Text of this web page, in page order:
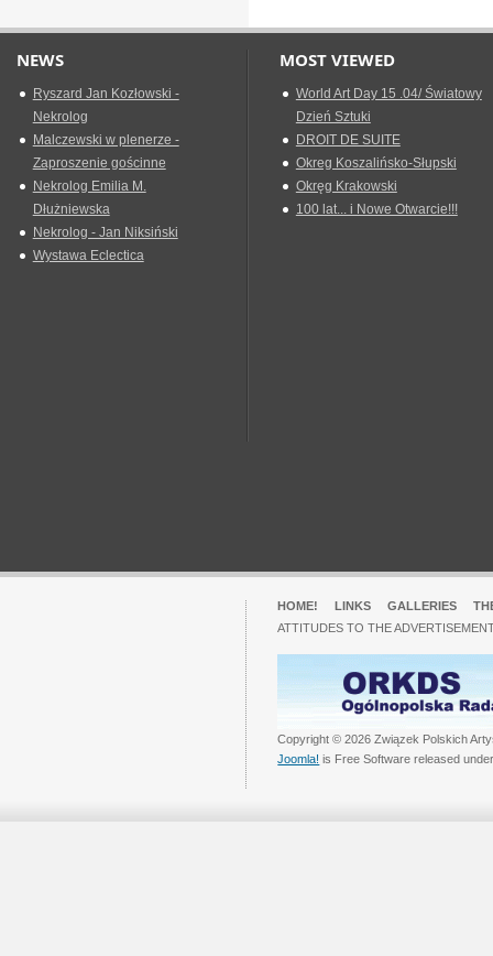
NEWS
Ryszard Jan Kozłowski -
Nekrolog
Malczewski w plenerze -
Zaproszenie gościnne
Nekrolog Emilia M.
Dłużniewska
Nekrolog - Jan Niksiński
Wystawa Eclectica
MOST VIEWED
World Art Day 15 .04/ Światowy
Dzień Sztuki
DROIT DE SUITE
Okreg Koszalińsko-Słupski
Okręg Krakowski
100 lat... i Nowe Otwarcie!!!
HOME! LINKS GALLERIES
ATTITUDES TO THE
Copyright © 2026 Związek Polskich
Joomla! is Free Software released